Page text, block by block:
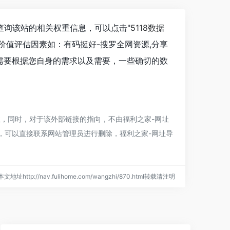
该站的相关权重信息，可以点击"5118数据
值评估因素如：有码挺好-搜罗全网资源,分享
根据您自身的需求以及需要，一些确切的数
同时，对于该外部链接的指向，不由福利之家-网址
以直接联系网站管理员进行删除， 福利之家-网址导
文地址http://nav.fulihome.com/wangzhi/870.html转载请注明